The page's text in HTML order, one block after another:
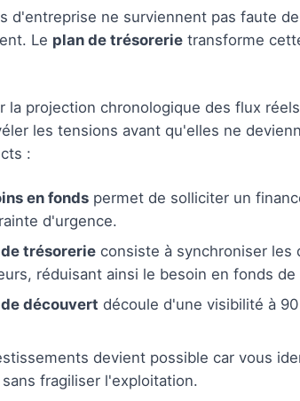
d'entreprise ne surviennent pas faute
Le plan de trésorerie transforme
la projection chronologique des flux
les tensions avant qu'elles ne
:
en fonds permet de solliciter un
d'urgence.
trésorerie consiste à synchroniser les
réduisant ainsi le besoin en fonds
découvert découle d'une visibilité à
devient possible car vous
fragiliser l'exploitation.